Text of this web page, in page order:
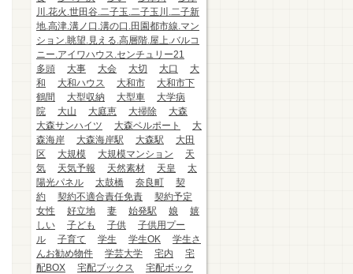
川.花火.世田谷.二子玉.二子玉川.二子新
地.高津.溝ノ口.溝の口.田園都市線.マン
ション.眺望.見える.高層階.屋上.バルコ
ニー.アイワハウス.センチュリー21
多頭
大事 大会 大切 大口
大
和
大和ハウス 大和市
大和市下
鶴間
大型収納 大型車
大学病
院
大山 大庭恵 大掃除
大森
大森サンハイツ
大森ベルポート
大
森海岸
大森海岸駅 大森駅
大田
区
大規模 大規模マンション
天
気
天気予報 天然素材 天皇
太
陽光パネル
太鼓橋 奈良町
契
約
契約不適合責任免責
契約予定
女性
好立地 妻 始発駅 娘
嬉
しい
子ども 子供
子供用プー
ル
子育て 学生 学生OK
学生さ
んお勧め物件
学芸大学 宅内
宅
配BOX
宅配ブックス
宅配ボック